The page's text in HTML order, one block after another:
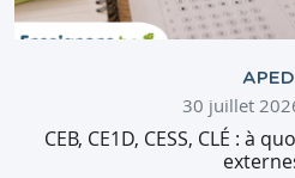
APED
30 juillet
CEB, CE1D, CESS, CLÉ : à